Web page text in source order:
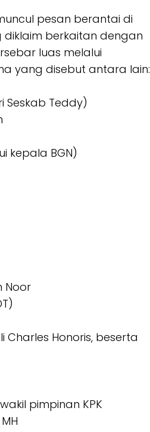
pesan berantai di
berkaitan dengan
luas melalui
yang disebut antara lain:
Seskab Teddy)
kepala BGN)
Noor
Charles Honoris, beserta
pimpinan KPK